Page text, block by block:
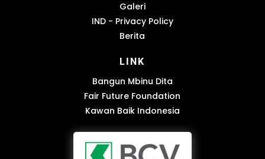
Galeri
IND - Privacy Policy
Berita
LINK
Bangun Mbinu Dita
Fair Future Foundation
Kawan Baik Indonesia